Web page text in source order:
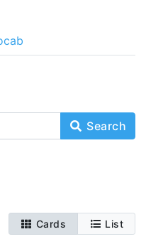
Search
Cards List